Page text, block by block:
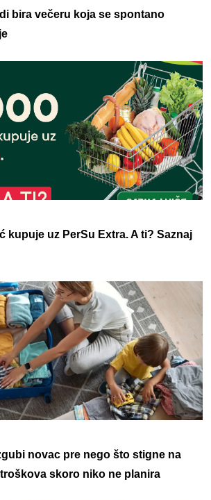
bira večeru koja se spontano
kupuje uz PerSu Extra. A ti? Saznaj
novac pre nego što stigne na
skoro niko ne planira